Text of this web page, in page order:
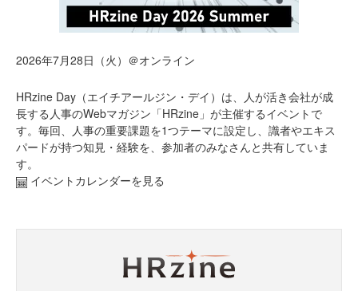
2026年7月28日（火）＠オンライン
HRzine Day（エイチアールジン・デイ）は、人が活き会社が成
長する人事のWebマガジン「HRzine」が主催するイベントで
す。毎回、人事の重要課題を1つテーマに設定し、識者やエキス
パードが持つ知見・経験を、参加者のみなさんと共有していま
す。
イベントカレンダーを見る